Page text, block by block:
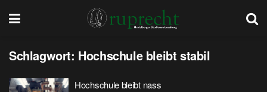
Schlagwort: Hochschule bleibt stabil
Hochschule bleibt nass